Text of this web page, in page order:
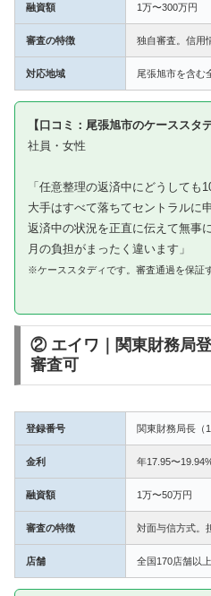
融資額 1万〜300万円
審査の特徴 独自審査。信用
対応地域 尾張旭市を含む
【口コミ：尾張旭市のケーススタデ
社員・女性
「任意整理の返済中にどうしても
大手はすべて落ちてセントラルに
返済中の状況を正直に伝えて無事
月の負担がまったく違います」
※ケーススタディです。審査通過を保証
② エイワ｜関東財務局
審査可
登録番号 関東財務局長（
金利 年17.95〜
融資額 1万〜50万円
審査の特徴 対面与信方式。
店舗 全国170店舗以